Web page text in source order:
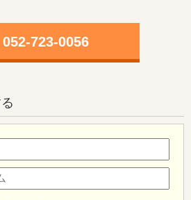
052-723-0056